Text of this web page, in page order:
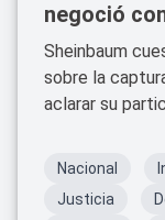
negoció
Sheinbaum
sobre la
aclarar su
Nacional
Justicia